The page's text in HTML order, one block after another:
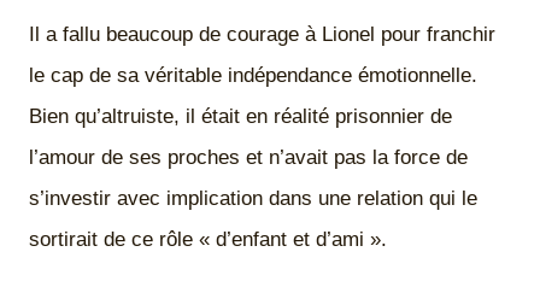
Il a fallu beaucoup de courage à Lionel pour franchir
le cap de sa véritable indépendance émotionnelle.
Bien qu’altruiste, il était en réalité prisonnier de
l’amour de ses proches et n’avait pas la force de
s’investir avec implication dans une relation qui le
sortirait de ce rôle « d’enfant et d’ami ».